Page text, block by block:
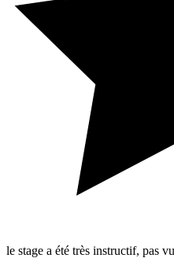
le stage a été très instructif, pas